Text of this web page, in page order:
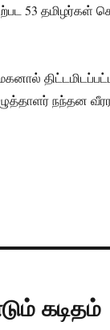
53
நந்தன
கடிதம்